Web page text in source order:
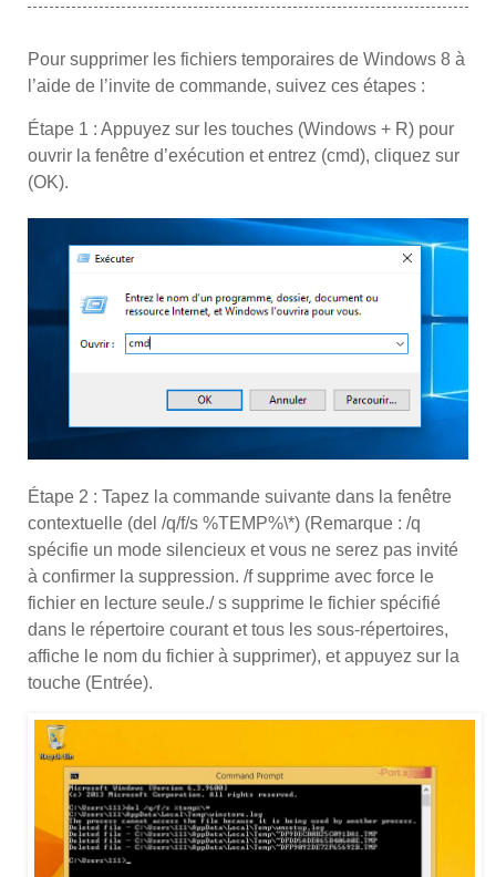
Pour supprimer les fichiers temporaires de Windows 8 à
l’aide de l’invite de commande, suivez ces étapes :
Étape 1 : Appuyez sur les touches (Windows + R) pour
ouvrir la fenêtre d’exécution et entrez (cmd), cliquez sur
(OK).
Étape 2 : Tapez la commande suivante dans la fenêtre
contextuelle (del /q/f/s %TEMP%\*) (Remarque : /q
spécifie un mode silencieux et vous ne serez pas invité
à confirmer la suppression. /f supprime avec force le
fichier en lecture seule./ s supprime le fichier spécifié
dans le répertoire courant et tous les sous-répertoires,
affiche le nom du fichier à supprimer), et appuyez sur la
touche (Entrée).